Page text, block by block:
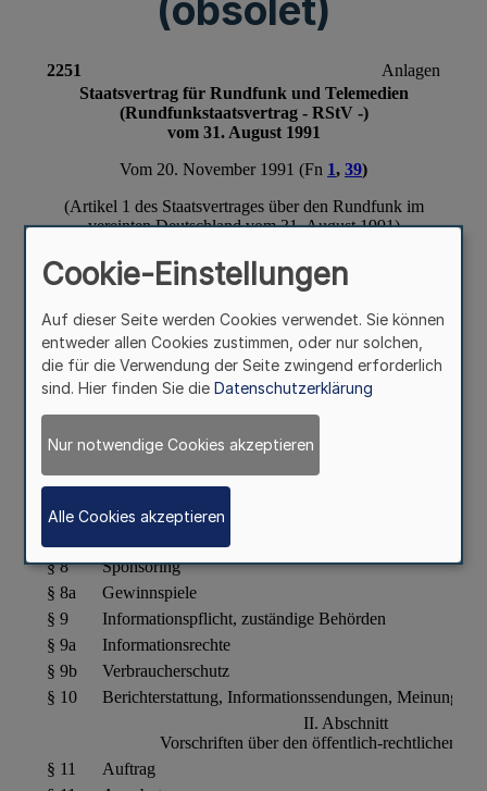
(obsolet)
Cookie-Einstellungen
Auf dieser Seite werden Cookies verwendet. Sie können
entweder allen Cookies zustimmen, oder nur solchen,
die für die Verwendung der Seite zwingend erforderlich
sind. Hier finden Sie die Datenschutzerklärung
Nur notwendige Cookies akzeptieren
Alle Cookies akzeptieren